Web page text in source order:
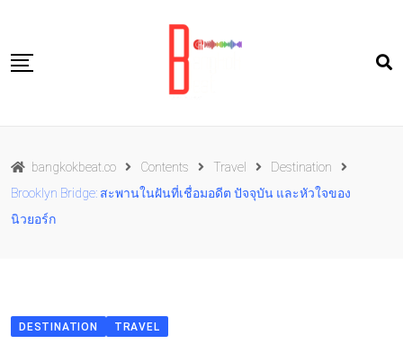
content
Food
Culture
bangkokbeat.co Contents Travel
Destination
Brooklyn Bridge: สะพานในฝันที่เชื่อมอดีต ปัจจุบัน และหัวใจของ
นิวยอร์ก
DESTINATION TRAVEL